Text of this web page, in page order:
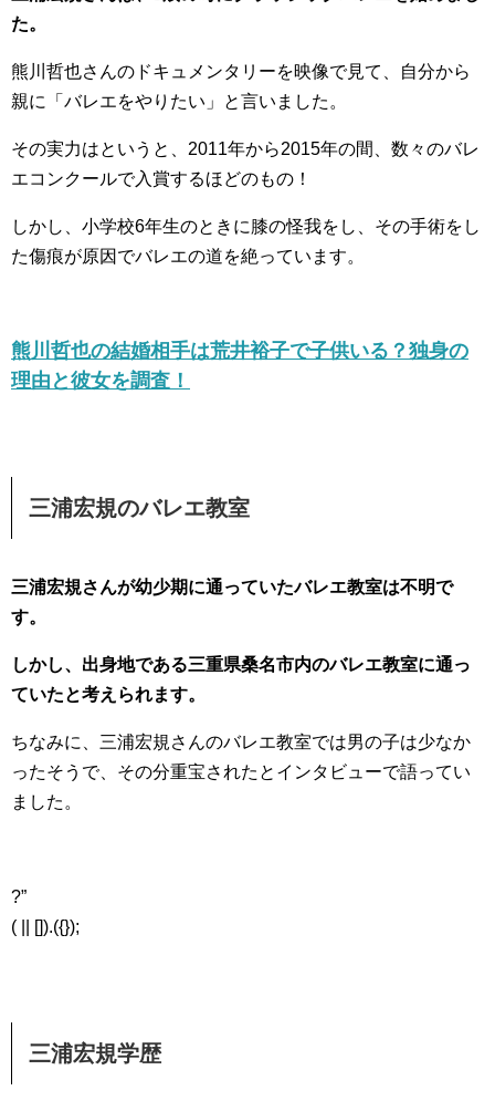
た。
熊川哲也さんのドキュメンタリーを映像で見て、自分から
親に「バレエをやりたい」と言いました。
その実力はというと、2011年から2015年の間、数々のバレ
エコンクールで入賞するほどのもの！
しかし、小学校6年生のときに膝の怪我をし、その手術をし
た傷痕が原因でバレエの道を絶っています。
熊川哲也の結婚相手は荒井裕子で子供いる？独身の
理由と彼女を調査！
三浦宏規のバレエ教室
三浦宏規さんが幼少期に通っていたバレエ教室は不明で
す。
しかし、出身地である三重県桑名市内のバレエ教室に通っ
ていたと考えられます。
ちなみに、三浦宏規さんのバレエ教室では男の子は少なか
ったそうで、その分重宝されたとインタビューで語ってい
ました。
?”
( || []).({});
三浦宏規学歴